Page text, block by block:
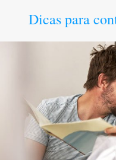
Dicas para